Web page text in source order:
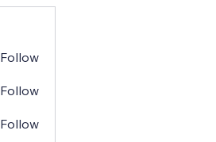
Follow
Follow
Follow